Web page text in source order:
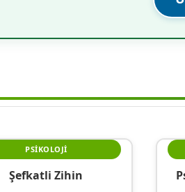
PSIKOLOJI
Şefkatli Zihin